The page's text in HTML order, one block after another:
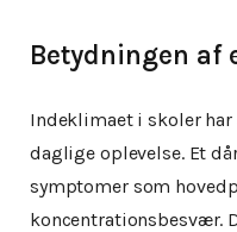
Betydningen af
Indeklimaet i skoler
daglige oplevelse. Et
symptomer som
koncentrationsbesvær.